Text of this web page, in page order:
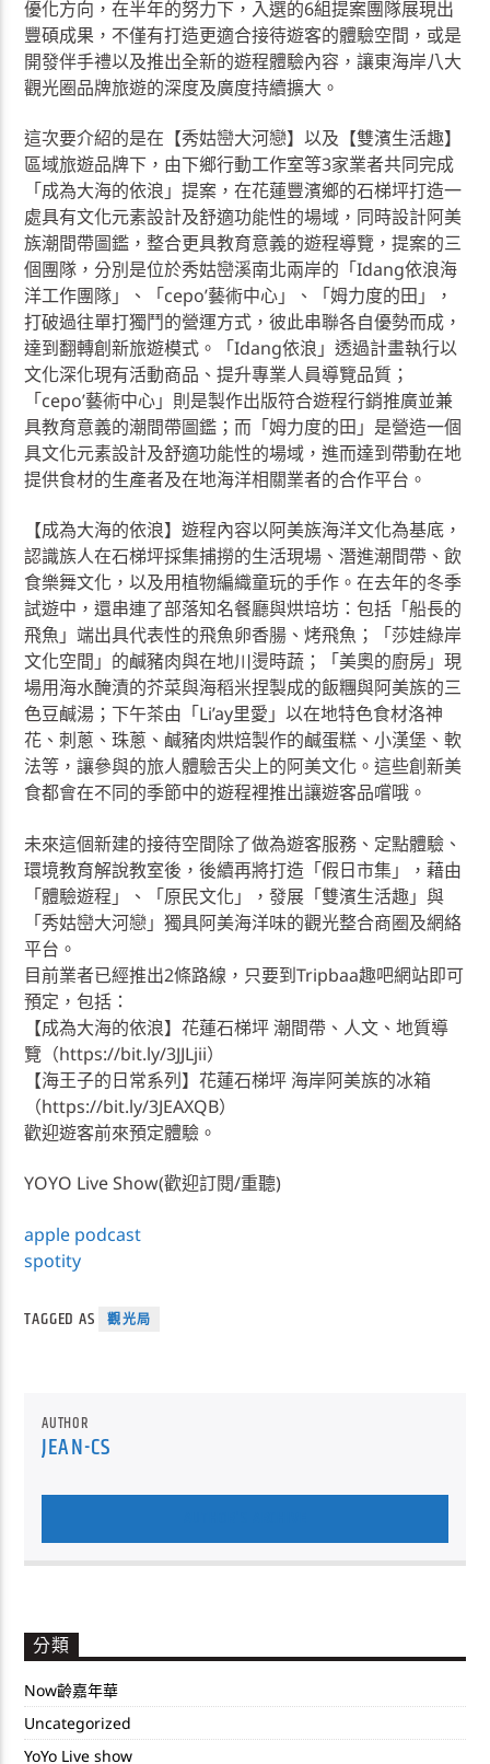
優化方向，在半年的努力下，入選的6組提案團隊展現出
豐碩成果，不僅有打造更適合接待遊客的體驗空間，或是
開發伴手禮以及推出全新的遊程體驗內容，讓東海岸八大
觀光圈品牌旅遊的深度及廣度持續擴大。
這次要介紹的是在【秀姑巒大河戀】以及【雙濱生活趣】
區域旅遊品牌下，由下鄉行動工作室等3家業者共同完成
「成為大海的依浪」提案，在花蓮豐濱鄉的石梯坪打造一
處具有文化元素設計及舒適功能性的場域，同時設計阿美
族潮間帶圖鑑，整合更具教育意義的遊程導覽，提案的三
個團隊，分別是位於秀姑巒溪南北兩岸的「Idang依浪海
洋工作團隊」、「cepo’藝術中心」、「姆力度的田」，
打破過往單打獨鬥的營運方式，彼此串聯各自優勢而成，
達到翻轉創新旅遊模式。「Idang依浪」透過計畫執行以
文化深化現有活動商品、提升專業人員導覽品質；
「cepo’藝術中心」則是製作出版符合遊程行銷推廣並兼
具教育意義的潮間帶圖鑑；而「姆力度的田」是營造一個
具文化元素設計及舒適功能性的場域，進而達到帶動在地
提供食材的生產者及在地海洋相關業者的合作平台。
【成為大海的依浪】遊程內容以阿美族海洋文化為基底，
認識族人在石梯坪採集捕撈的生活現場、潛進潮間帶、飲
食樂舞文化，以及用植物編織童玩的手作。在去年的冬季
試遊中，還串連了部落知名餐廳與烘培坊：包括「船長的
飛魚」端出具代表性的飛魚卵香腸、烤飛魚；「莎娃綠岸
文化空間」的鹹豬肉與在地川燙時蔬；「美奧的廚房」現
場用海水醃漬的芥菜與海稻米捏製成的飯糰與阿美族的三
色豆鹹湯；下午茶由「Li’ay里愛」以在地特色食材洛神
花、刺蔥、珠蔥、鹹豬肉烘焙製作的鹹蛋糕、小漢堡、軟
法等，讓參與的旅人體驗舌尖上的阿美文化。這些創新美
食都會在不同的季節中的遊程裡推出讓遊客品嚐哦。
未來這個新建的接待空間除了做為遊客服務、定點體驗、
環境教育解說教室後，後續再將打造「假日市集」，藉由
「體驗遊程」、「原民文化」，發展「雙濱生活趣」與
「秀姑巒大河戀」獨具阿美海洋味的觀光整合商圈及網絡
平台。
目前業者已經推出2條路線，只要到Tripbaa趣吧網站即可
預定，包括：
【成為大海的依浪】花蓮石梯坪 潮間帶、人文、地質導
覽（https://bit.ly/3JJLjii）
【海王子的日常系列】花蓮石梯坪 海岸阿美族的冰箱
（https://bit.ly/3JEAXQB）
歡迎遊客前來預定體驗。
YOYO Live Show(歡迎訂閱/重聽)
apple podcast
spotity
TAGGED AS 觀光局
AUTHOR
JEAN-CS
分類
Now齡嘉年華
Uncategorized
YoYo Live show